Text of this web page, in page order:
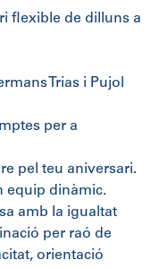
flexible de dilluns a
Trias i Pujol
per a
pel teu aniversari.
equip dinàmic.
amb la igualtat
per raó de
orientació